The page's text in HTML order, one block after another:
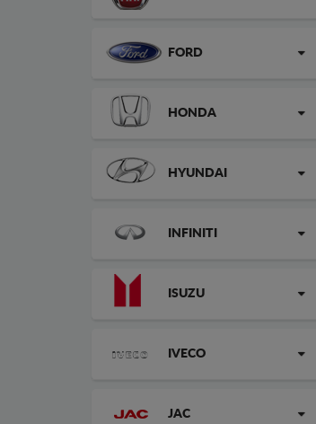
FORD
HONDA
HYUNDAI
INFINITI
ISUZU
IVECO
JAC